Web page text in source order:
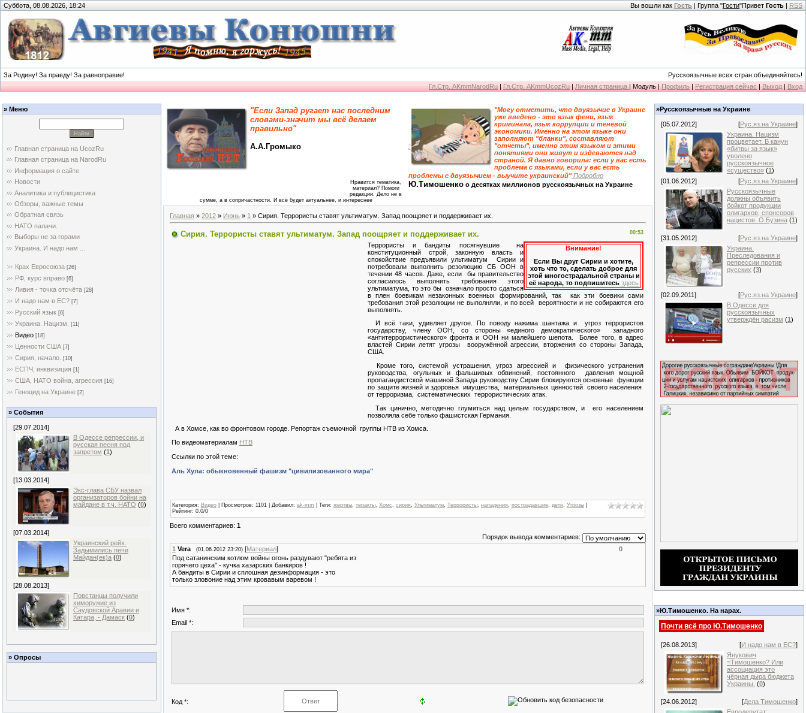
Суббота, 08.08.2026, 18:24 Вы вошли как Гость | Группа "Гости"Привет Гость | RSS
За Родину! За правду! За равноправие!
Русскоязычные всех стран объединяйтесь!
Гл.Стр. AKmmNarodRu | Гл.Стр. AKmmUcozRu | Личная страница | Модуль | Профиль | Регистрация сейчас | Выход | Вход
» Меню
Главная страница на UcozRu
Главная страница на NarodRu
Информация о сайте
Новости
Аналитика и публицистика
Обзоры, важные темы
Обратная связь
НАТО палачи.
Выборы не за горами
Украина. И надо нам ...
Крах Евросоюза [26]
РФ, курс вправо [6]
Ливия - точка отсчёта [28]
И надо нам в ЕС? [7]
Русский язык [6]
Украина. Нацизм. [11]
Видео [18]
Ценности США [7]
Сирия, начало. [10]
ЕСПЧ, инквизиция [1]
США, НАТО война, агрессия [16]
Геноцид на Украине [2]
» События
[29.07.2014]
В Одессе репрессии, и
русская песня под
запретом (1)
[13.03.2014]
Экс-глава СБУ назвал
организаторов бойни на
майдане в т.ч. НАТО (0)
[07.03.2014]
Украинский рейх.
Задымились печи
Майдан(ек)а (0)
[28.08.2013]
Повстанцы получили
химоружие из
Саудовской Аравии и
Катара, - Дамаск (0)
» Опросы
"Если Запад ругает нас последним
словами-значит мы всё делаем
правильно"
А.А.Громыко
"Могу отметить, что двуязычие в Украине
уже введено - это язык фени, язык
криминала, язык коррупции и теневой
экономики. Именно на этом языке они
заполняют "бланки", составляют
"отчеты", именно этим языком и этими
понятиями они живут и издеваются над
страной. Я давно говорила: если у вас есть
проблема с языками, если у вас есть
проблемы с двуязычием - выучите украинский"Подробно
Ю.Тимошенко о десятках миллионов русскоязычных на Украине
Нравится тематика,
материал? Помоги
редакции. Дело не в
сумме, а в сопричастности. И всё будет актуальнее, и интереснее
Главная » 2012 » Июнь » 1 » Сирия. Террористы ставят ультиматум. Запад поощряет и поддерживает их.
00:53
Сирия. Террористы ставят ультиматум. Запад поощряет и поддерживает их.
Внимание!
Если Вы друг Сирии и хотите,
хоть что то, сделать доброе для
этой многострадальной страны и
её народа, то подпишитесь здесь
Террористы и бандиты посягнувшие на
конституционный строй, законную власть и
спокойствие предъявили ультиматум Сирии и
потребовали выполнить резолюцию СБ ООН в
течении 48 часов. Даже, если бы правительство
согласилось выполнить требования этого
ультиматума, то это бы означало просто сдаться
в плен боевикам незаконных военных формирований, так как эти боевики сами
требования этой резолюции не выполняли, и по всей вероятности и не собираются его
выполнять.
И всё таки, удивляет другое. По поводу нажима шантажа и угроз террористов
государству, члену ООН, со стороны «единого демократического» западного
«антитеррористического» фронта и ООН ни малейшего шепота. Более того, в адрес
властей Сирии летят угрозы вооружённой агрессии, вторжения со стороны Запада,
США.
Кроме того, системой устрашения, угроз агрессией и физического устранения
руководства, огульных и фальшивых обвинений, постоянного давления мощной
пропагандистской машиной Запада руководству Сирии блокируются основные функции
по защите жизней и здоровья имущества, материальных ценностей своего населения
от терроризма, систематических террористических атак.
Так цинично, методично глумиться над целым государством, и его населением
позволяла себе только фашистская Германия.
А в Хомсе, как во фронтовом городе. Репортаж съемочной группы НТВ из Хомса.
По видеоматериалам НТВ
Ссылки по этой теме:
Аль Хула: обыкновенный фашизм "цивилизованного мира"
Категория: Видео Просмотров: 1101 | Добавил: ak-mm Теги: жертвы теракты Хомс сирия Ультиматум Террористы нападения пострадавшие дети Угрозы
Рейтинг: 0.0/0
Всего комментариев: 1
Порядок вывода комментариев:
0
1 Vera (01.06.2012 23:20) [Материал]
Под сатанинским котлом войны огонь раздувают "ребята из
горячего цеха" - кучка хазарских банкиров !
А бандиты в Сирии и сплошная дезинформация - это
только зловоние над этим кровавым варевом !
Имя *:
Email *:
Код *:
»Русскоязычные на Украине
[05.07.2012] [Рус.яз.на Украине]
Украина. Нацизм
процветает. В канун
«битвы за язык»
уволено
русскоязычное
«существо» (1)
[01.06.2012]
[Рус.яз.на Украине]
Русскоязычные
должны объявить
бойкот продукции
олигархов, спонсоров
нацистов. О.Бузина (1)
[31.05.2012] [Рус.яз.на Украине]
Украина.
Преследования и
репрессии против
русских (3)
[02.09.2011] [Рус.яз.на Украине]
В Одессе для
русскоязычных
утверждён расизм (1)
»Ю.Тимошенко. На нарах.
Почти всё про Ю.Тимошенко
[26.08.2013] [И надо нам в ЕС?]
Янукович
=Тимошенко? Или
ассоциация это
чёрная дыра бюджета
Украины. (0)
[24.06.2012] [Дела Тимошенко]